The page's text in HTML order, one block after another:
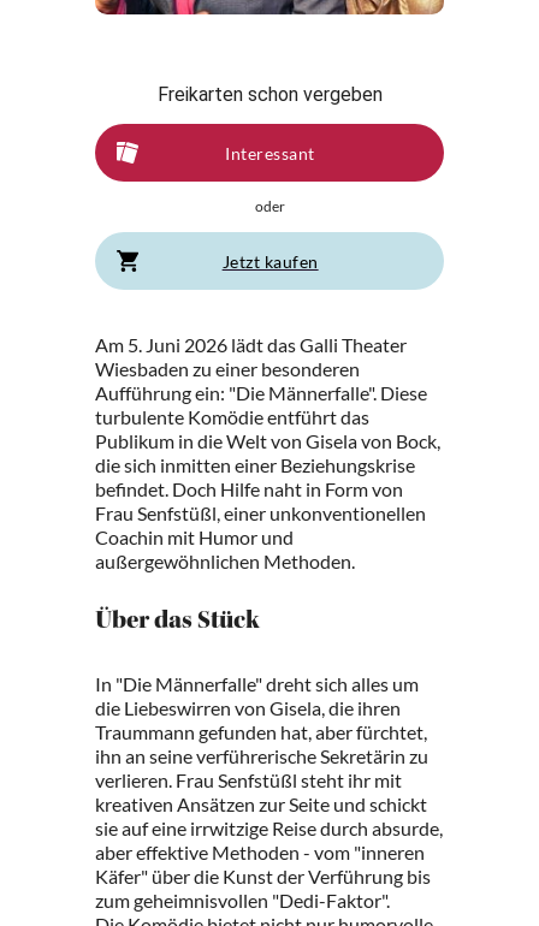
Freikarten schon vergeben
Interessant
oder
Jetzt kaufen
Am 5. Juni 2026 lädt das Galli Theater
Wiesbaden zu einer besonderen
Aufführung ein: "Die Männerfalle". Diese
turbulente Komödie entführt das
Publikum in die Welt von Gisela von Bock,
die sich inmitten einer Beziehungskrise
befindet. Doch Hilfe naht in Form von
Frau Senfstüßl, einer unkonventionellen
Coachin mit Humor und
außergewöhnlichen Methoden.
Über das Stück
In "Die Männerfalle" dreht sich alles um
die Liebeswirren von Gisela, die ihren
Traummann gefunden hat, aber fürchtet,
ihn an seine verführerische Sekretärin zu
verlieren. Frau Senfstüßl steht ihr mit
kreativen Ansätzen zur Seite und schickt
sie auf eine irrwitzige Reise durch absurde,
aber effektive Methoden - vom "inneren
Käfer" über die Kunst der Verführung bis
zum geheimnisvollen "Dedi-Faktor".